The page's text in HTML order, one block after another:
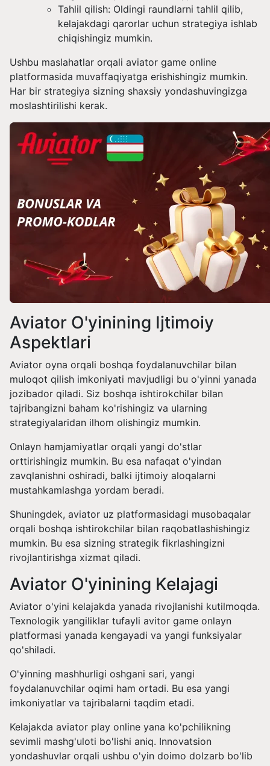
Tahlil qilish: Oldingi raundlarni tahlil qilib,
kelajakdagi qarorlar uchun strategiya ishlab
chiqishingiz mumkin.
Ushbu maslahatlar orqali aviator game online
platformasida muvaffaqiyatga erishishingiz mumkin.
Har bir strategiya sizning shaxsiy yondashuvingizga
moslashtirilishi kerak.
Aviator O'yinining Ijtimoiy
Aspektlari
Aviator oyna orqali boshqa foydalanuvchilar bilan
muloqot qilish imkoniyati mavjudligi bu o'yinni yanada
jozibador qiladi. Siz boshqa ishtirokchilar bilan
tajribangizni baham ko'rishingiz va ularning
strategiyalaridan ilhom olishingiz mumkin.
Onlayn hamjamiyatlar orqali yangi do'stlar
orttirishingiz mumkin. Bu esa nafaqat o'yindan
zavqlanishni oshiradi, balki ijtimoiy aloqalarni
mustahkamlashga yordam beradi.
Shuningdek, aviator uz platformasidagi musobaqalar
orqali boshqa ishtirokchilar bilan raqobatlashishingiz
mumkin. Bu esa sizning strategik fikrlashingizni
rivojlantirishga xizmat qiladi.
Aviator O'yinining Kelajagi
Aviator o'yini kelajakda yanada rivojlanishi kutilmoqda.
Texnologik yangiliklar tufayli avitor game onlayn
platformasi yanada kengayadi va yangi funksiyalar
qo'shiladi.
O'yinning mashhurligi oshgani sari, yangi
foydalanuvchilar oqimi ham ortadi. Bu esa yangi
imkoniyatlar va tajribalarni taqdim etadi.
Kelajakda aviator play online yana ko'pchilikning
sevimli mashg'uloti bo'lishi aniq. Innovatsion
yondashuvlar orqali ushbu o'yin doimo dolzarb bo'lib